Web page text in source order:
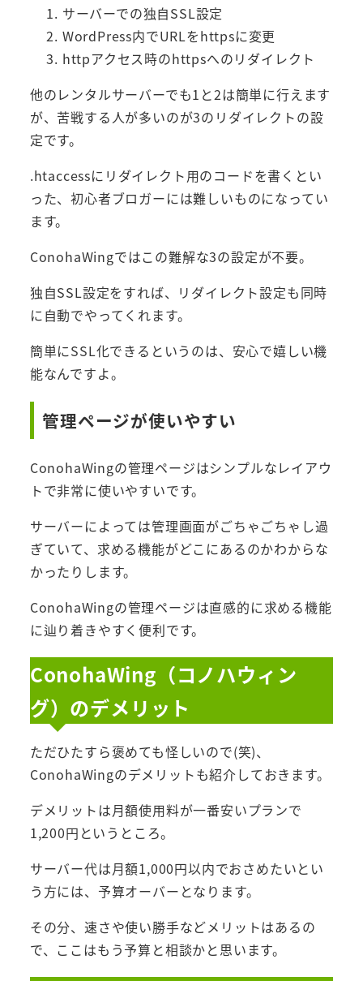
サーバーでの独自SSL設定
WordPress内でURLをhttpsに変更
httpアクセス時のhttpsへのリダイレクト
他のレンタルサーバーでも1と2は簡単に行えます
が、苦戦する人が多いのが3のリダイレクトの設
定です。
.htaccessにリダイレクト用のコードを書くとい
った、初心者ブロガーには難しいものになってい
ます。
ConohaWingではこの難解な3の設定が不要。
独自SSL設定をすれば、リダイレクト設定も同時
に自動でやってくれます。
簡単にSSL化できるというのは、安心で嬉しい機
能なんですよ。
管理ページが使いやすい
ConohaWingの管理ページはシンプルなレイアウ
トで非常に使いやすいです。
サーバーによっては管理画面がごちゃごちゃし過
ぎていて、求める機能がどこにあるのかわからな
かったりします。
ConohaWingの管理ページは直感的に求める機能
に辿り着きやすく便利です。
ConohaWing（コノハウィン
グ）のデメリット
ただひたすら褒めても怪しいので(笑)、
ConohaWingのデメリットも紹介しておきます。
デメリットは月額使用料が一番安いプランで
1,200円というところ。
サーバー代は月額1,000円以内でおさめたいとい
う方には、予算オーバーとなります。
その分、速さや使い勝手などメリットはあるの
で、ここはもう予算と相談かと思います。